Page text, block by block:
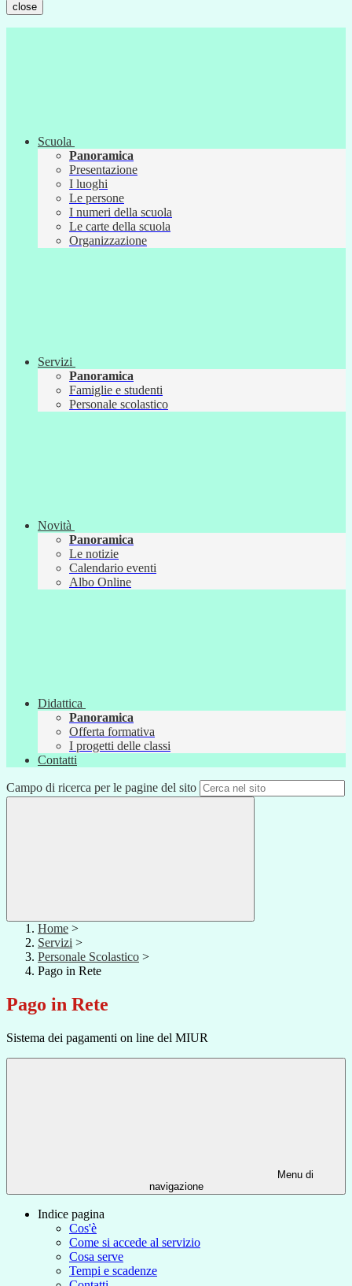
close
Scuola
Panoramica
Presentazione
I luoghi
Le persone
I numeri della scuola
Le carte della scuola
Organizzazione
Servizi
Panoramica
Famiglie e studenti
Personale scolastico
Novità
Panoramica
Le notizie
Calendario eventi
Albo Online
Didattica
Panoramica
Offerta formativa
I progetti delle classi
Contatti
Campo di ricerca per le pagine del sito
Home >
Servizi >
Personale Scolastico >
Pago in Rete
Pago in Rete
Sistema dei pagamenti on line del MIUR
Menu di
navigazione
Indice pagina
Cos'è
Come si accede al servizio
Cosa serve
Tempi e scadenze